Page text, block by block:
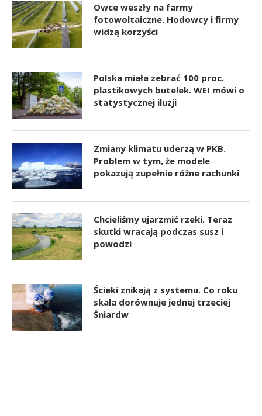
Owce weszły na farmy
fotowoltaiczne. Hodowcy i firmy
widzą korzyści
Polska miała zebrać 100 proc.
plastikowych butelek. WEI mówi o
statystycznej iluzji
Zmiany klimatu uderzą w PKB.
Problem w tym, że modele
pokazują zupełnie różne rachunki
Chcieliśmy ujarzmić rzeki. Teraz
skutki wracają podczas susz i
powodzi
Ścieki znikają z systemu. Co roku
skala dorównuje jednej trzeciej
Śniardw